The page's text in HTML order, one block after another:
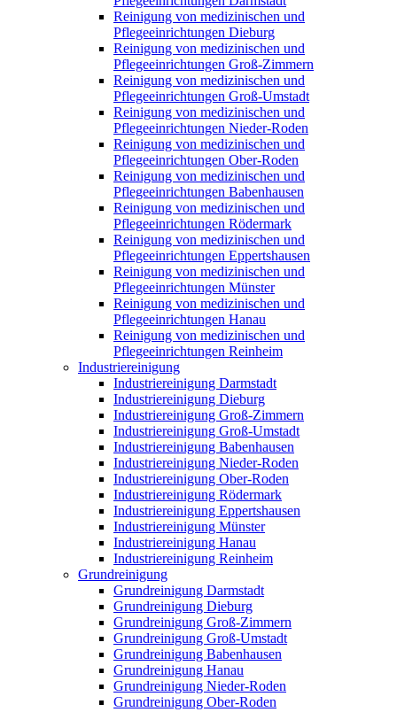
Reinigung von medizinischen und
Pflegeeinrichtungen Dieburg
Reinigung von medizinischen und
Pflegeeinrichtungen Groß-Zimmern
Reinigung von medizinischen und
Pflegeeinrichtungen Groß-Umstadt
Reinigung von medizinischen und
Pflegeeinrichtungen Nieder-Roden
Reinigung von medizinischen und
Pflegeeinrichtungen Ober-Roden
Reinigung von medizinischen und
Pflegeeinrichtungen Babenhausen
Reinigung von medizinischen und
Pflegeeinrichtungen Rödermark
Reinigung von medizinischen und
Pflegeeinrichtungen Eppertshausen
Reinigung von medizinischen und
Pflegeeinrichtungen Münster
Reinigung von medizinischen und
Pflegeeinrichtungen Hanau
Reinigung von medizinischen und
Pflegeeinrichtungen Reinheim
Industriereinigung
Industriereinigung Darmstadt
Industriereinigung Dieburg
Industriereinigung Groß-Zimmern
Industriereinigung Groß-Umstadt
Industriereinigung Babenhausen
Industriereinigung Nieder-Roden
Industriereinigung Ober-Roden
Industriereinigung Rödermark
Industriereinigung Eppertshausen
Industriereinigung Münster
Industriereinigung Hanau
Industriereinigung Reinheim
Grundreinigung
Grundreinigung Darmstadt
Grundreinigung Dieburg
Grundreinigung Groß-Zimmern
Grundreinigung Groß-Umstadt
Grundreinigung Babenhausen
Grundreinigung Hanau
Grundreinigung Nieder-Roden
Grundreinigung Ober-Roden